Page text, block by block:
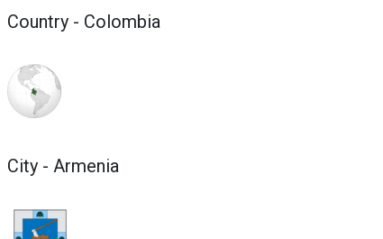
Country - Colombia
City - Armenia